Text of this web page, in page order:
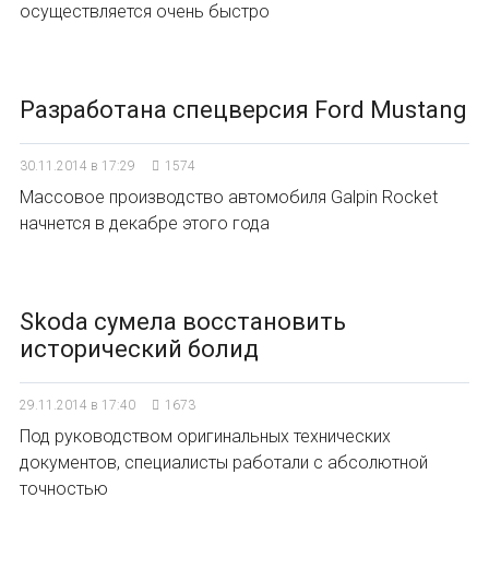
осуществляется очень быстро
Разработана спецверсия Ford Mustang
30.11.2014 в 17:29 1574
Массовое производство автомобиля Galpin Rocket
начнется в декабре этого года
Skoda сумела восстановить
исторический болид
29.11.2014 в 17:40 1673
Под руководством оригинальных технических
документов, специалисты работали с абсолютной
точностью